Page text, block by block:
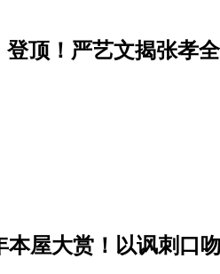
顶！严艺文揭张孝
本屋大赏！以讽刺口